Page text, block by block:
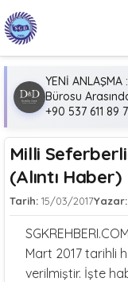
YENİ
Bürosu
+90 537 611 89
Milli
(Alıntı Haber)
Tarih: 15/03/2017Yazar:
Mart 2017 tarihli
verilmiştir. İşte